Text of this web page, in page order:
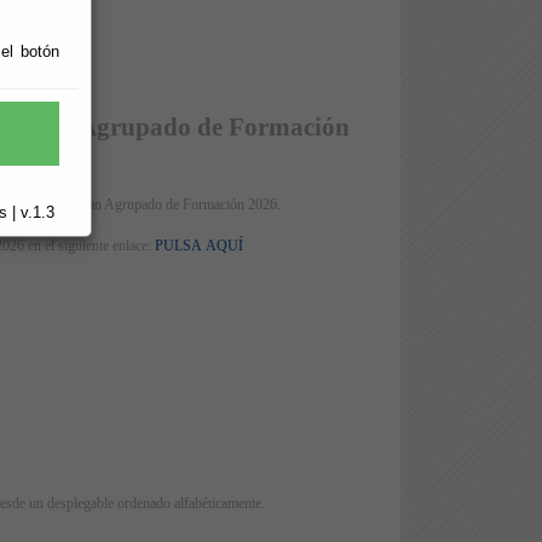
botón
| v.1.3
Plan Agrupado de Formación
en el Plan Agrupado de Formación 2026.
en el siguiente enlace: PULSA AQUÍ
un desplegable ordenado alfabéticamente.